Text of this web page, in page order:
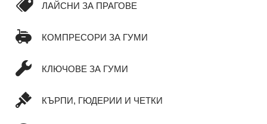
ЛАЙСНИ ЗА ПРАГОВЕ
КОМПРЕСОРИ ЗА ГУМИ
КЛЮЧОВЕ ЗА ГУМИ
КЪРПИ, ГЮДЕРИИ И ЧЕТКИ